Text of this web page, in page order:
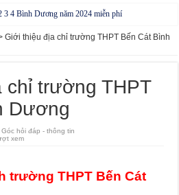
4 Bình Dương năm 2024 miễn phí
mới đẹp, đầy đủ nội thất
– Bình Phước
Giới thiệu địa chỉ trường THPT Bến Cát Bình
chỉ trường THPT
Dương
Góc hỏi đáp - thông tin
xem
trường THPT Bến Cát